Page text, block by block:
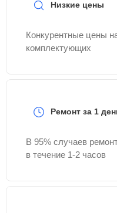
Низкие цены
Конкурентные цены
комплектующих
Ремонт за 1
В 95% случаев
в течение 1-2 часов